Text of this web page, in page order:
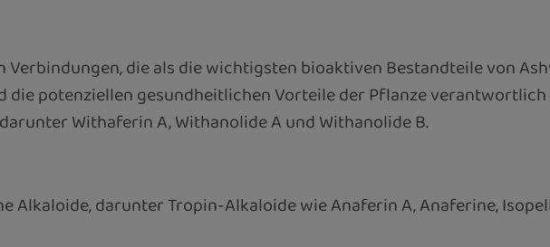
Verbindungen, die als die wichtigsten bioaktiven Bestandteile von
potenziellen gesundheitlichen Vorteile der Pflanze verantwortlich
Withaferin A, Withanolide A und Withanolide B.
Alkaloide, darunter Tropin-Alkaloide wie Anaferin A, Anaferine,